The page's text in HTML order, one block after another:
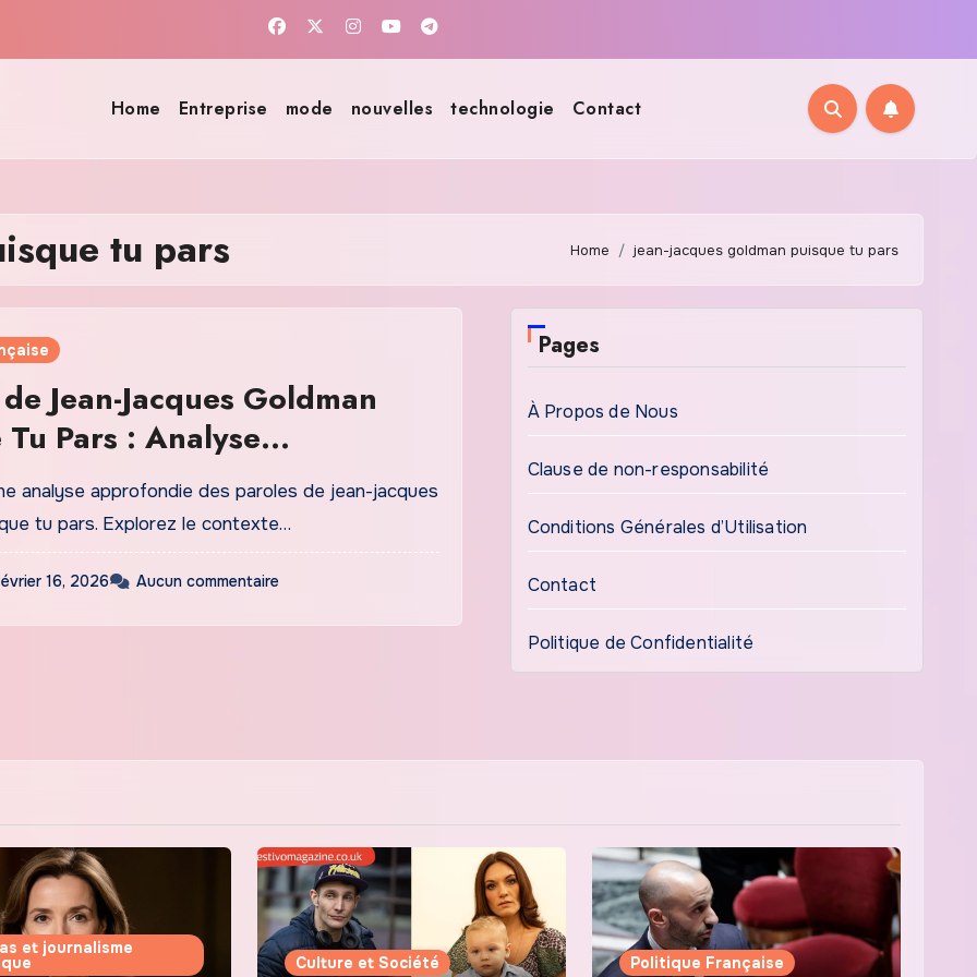
Home Entreprise mode nouvelles technologie Contact
tu pars Home jean-jacques goldman puisque tu pars
Jean-Jacques Goldman
Tu Pars : Analyse
et Contexte Culturel
analyse approfondie des paroles de jean-jacques
tu pars. Explorez le contexte…
16, 2026 Aucun commentaire
Pages
À Propos de Nous
Clause de non-responsabilité
Conditions Générales d’Utilisation
Contact
Politique de Confidentialité
et journalisme
Culture et Société Politique Française